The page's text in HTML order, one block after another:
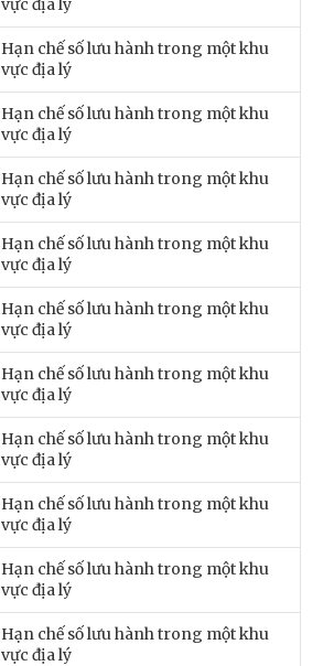
vực địa lý
Hạn chế số lưu hành trong một khu
vực địa lý
Hạn chế số lưu hành trong một khu
vực địa lý
Hạn chế số lưu hành trong một khu
vực địa lý
Hạn chế số lưu hành trong một khu
vực địa lý
Hạn chế số lưu hành trong một khu
vực địa lý
Hạn chế số lưu hành trong một khu
vực địa lý
Hạn chế số lưu hành trong một khu
vực địa lý
Hạn chế số lưu hành trong một khu
vực địa lý
Hạn chế số lưu hành trong một khu
vực địa lý
Hạn chế số lưu hành trong một khu
vực địa lý